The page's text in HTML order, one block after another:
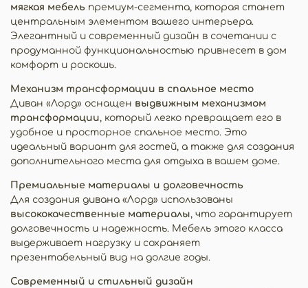
мягкая мебель премиум-сегмента, которая станет
центральным элементом вашего интерьера.
Элегантный и современный дизайн в сочетании с
продуманной функциональностью привнесет в дом
комфорт и роскошь.
Механизм трансформации в спальное место
Диван «Лорд» оснащен выдвижным механизмом
трансформации, который легко превращает его в
удобное и просторное спальное место. Это
идеальный вариант для гостей, а также для создания
дополнительного места для отдыха в вашем доме.
Премиальные материалы и долговечность
Для создания дивана «Лорд» использованы
высококачественные материалы, что гарантирует
долговечность и надежность. Мебель этого класса
выдерживает нагрузку и сохраняет
презентабельный вид на долгие годы.
Современный и стильный дизайн